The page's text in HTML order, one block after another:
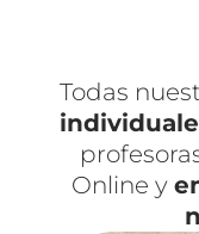
Todas
Online y